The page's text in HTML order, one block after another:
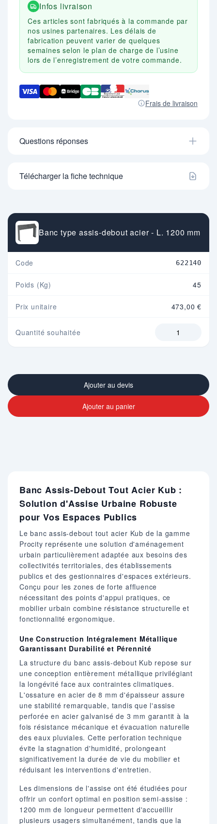
Infos livraison
Ces articles sont fabriqués à la commande par
nos usines partenaires. Les délais de
fabrication peuvent varier de quelques
semaines selon le plan de charge de l’usine
lors de l’enregistrement de votre commande.
Frais de livraison
Questions réponses
Télécharger la fiche technique
Banc type assis-debout acier - L. 1200 mm
Code 622140
Poids (Kg) 45
Prix unitaire 473,00 €
Quantité souhaitée
Ajouter au devis
Ajouter au panier
Banc Assis-Debout Tout Acier Kub :
Solution d'Assise Urbaine Robuste
pour Vos Espaces Publics
Le banc assis-debout tout acier Kub de la gamme
Procity représente une solution d'aménagement
urbain particulièrement adaptée aux besoins des
collectivités territoriales, des établissements
publics et des gestionnaires d'espaces extérieurs.
Conçu pour les zones de forte affluence
nécessitant des points d'appui pratiques, ce
mobilier urbain combine résistance structurelle et
fonctionnalité ergonomique.
Une Construction Intégralement Métallique
Garantissant Durabilité et Pérennité
La structure du banc assis-debout Kub repose sur
une conception entièrement métallique privilégiant
la longévité face aux contraintes climatiques.
L'ossature en acier de 8 mm d'épaisseur assure
une stabilité remarquable, tandis que l'assise
perforée en acier galvanisé de 3 mm garantit à la
fois résistance mécanique et évacuation naturelle
des eaux pluviales. Cette perforation technique
évite la stagnation d'humidité, prolongeant
significativement la durée de vie du mobilier et
réduisant les interventions d'entretien.
Les dimensions de l'assise ont été étudiées pour
offrir un confort optimal en position semi-assise :
1200 mm de longueur permettent d'accueillir
plusieurs usagers simultanément, tandis que la